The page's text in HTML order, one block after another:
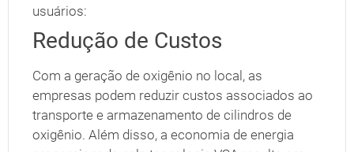
usuários:
Redução de Custos
Com a geração de oxigênio no local, as
empresas podem reduzir custos associados ao
transporte e armazenamento de cilindros de
oxigênio. Além disso, a economia de energia